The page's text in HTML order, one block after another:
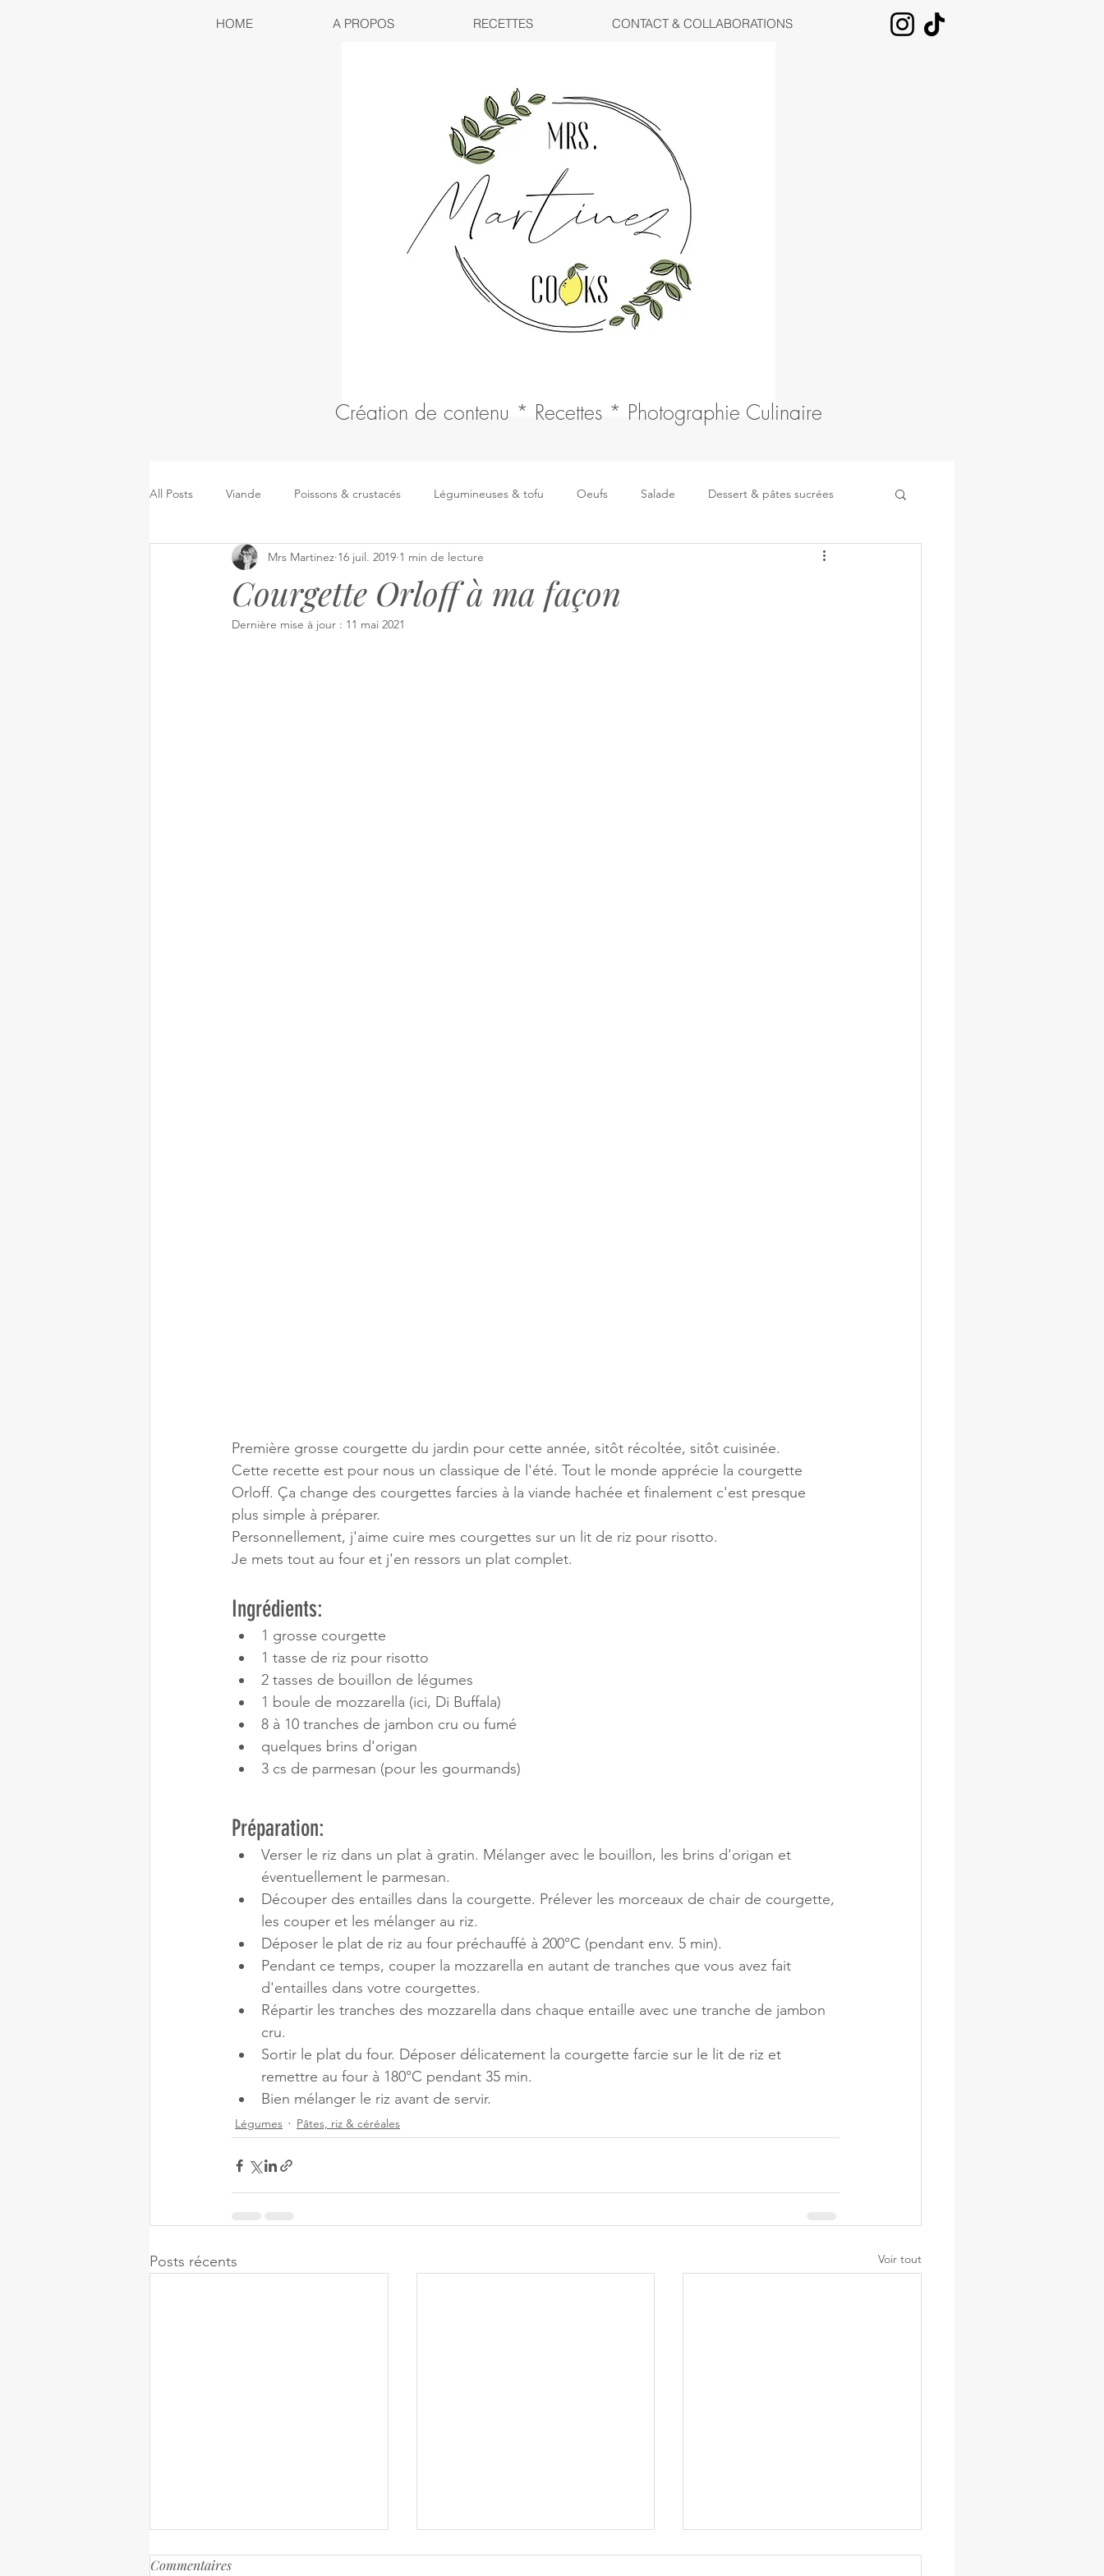
Création de contenu * Recettes * Photographie Culinaire
HOME A PROPOS RECETTES CONTACT & COLLABORATIONS
All Posts Viande Poissons & crustacés Légumineuses & tofu Oeufs Salade Dessert & pâtes sucrées
Pâtes, riz & céréales Kidsmeal Boissons Fromages Légumes
Pizza, sandwich & pâtes salées Pain, tresse & brioche
Courgette Orloff à ma façon
Mrs Martinez 16 juil. 2019 1 min de lecture
Dernière mise à jour : 11 mai 2021
Première grosse courgette du jardin pour cette année, sitôt récoltée, sitôt cuisinée.
Cette recette est pour nous un classique de l'été. Tout le monde apprécie la courgette
Orloff. Ça change des courgettes farcies à la viande hachée et finalement c'est presque
plus simple à préparer.
Personnellement, j'aime cuire mes courgettes sur un lit de riz pour risotto.
Je mets tout au four et j'en ressors un plat complet.
Ingrédients:
1 grosse courgette
1 tasse de riz pour risotto
2 tasses de bouillon de légumes
1 boule de mozzarella (ici, Di Buffala)
8 à 10 tranches de jambon cru ou fumé
quelques brins d'origan
3 cs de parmesan (pour les gourmands)
Préparation:
Verser le riz dans un plat à gratin. Mélanger avec le bouillon, les brins d'origan et
éventuellement le parmesan.
Découper des entailles dans la courgette. Prélever les morceaux de chair de courgette,
les couper et les mélanger au riz.
Déposer le plat de riz au four préchauffé à 200°C (pendant env. 5 min).
Pendant ce temps, couper la mozzarella en autant de tranches que vous avez fait
d'entailles dans votre courgettes.
Répartir les tranches des mozzarella dans chaque entaille avec une tranche de jambon
cru.
Sortir le plat du four. Déposer délicatement la courgette farcie sur le lit de riz et
remettre au four à 180°C pendant 35 min.
Bien mélanger le riz avant de servir.
Légumes Pâtes, riz & céréales
Posts récents Voir tout
Commentaires